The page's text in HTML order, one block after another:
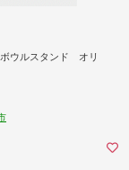
ウルスタンド オリ